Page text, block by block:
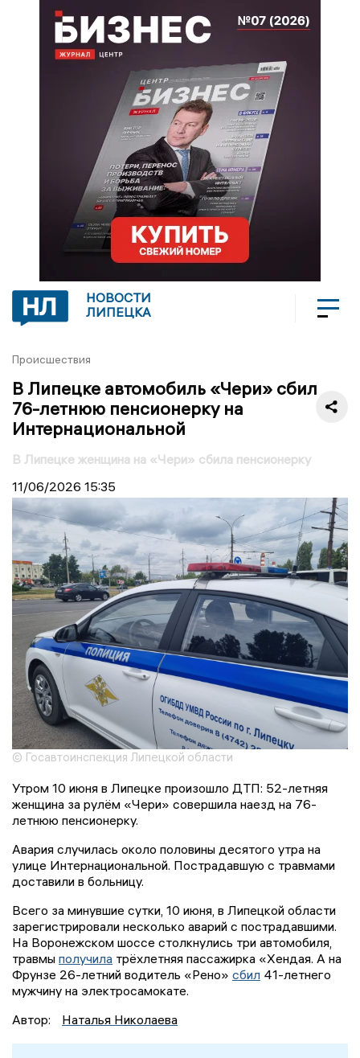
НОВОСТИ
ЛИПЕЦКА
Происшествия
В Липецке автомобиль «Чери» сбил
76-летнюю пенсионерку на
Интернациональной
В Липецке женщина на «Чери» сбила пенсионерку
11/06/2026 15:35
© Госавтоинспекция Липецкой области
Утром 10 июня в Липецке произошло ДТП: 52-летняя
женщина за рулём «Чери» совершила наезд на 76-
летнюю пенсионерку.
Авария случилась около половины десятого утра на
улице Интернациональной. Пострадавшую с травмами
доставили в больницу.
Всего за минувшие сутки, 10 июня, в Липецкой области
зарегистрировали несколько аварий с пострадавшими.
На Воронежском шоссе столкнулись три автомобиля,
травмы получила трёхлетняя пассажирка «Хендая. А на
Фрунзе 26-летний водитель «Рено» сбил 41-летнего
мужчину на электросамокате.
Автор:
Наталья Николаева